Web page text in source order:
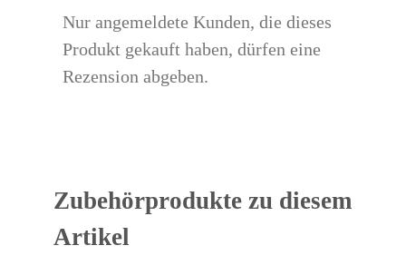
Nur angemeldete Kunden, die dieses
Produkt gekauft haben, dürfen eine
Rezension abgeben.
Zubehörprodukte zu diesem
Artikel